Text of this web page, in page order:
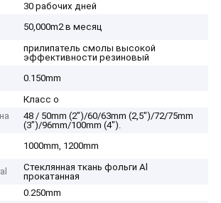
30 рабочих дней
50,000m2 в месяц
прилипатель смолы высокой
эффективности резиновый
0.150mm
Класс o
48 / 50mm (2")/60/63mm (2,5")/72/75mm
(3")/96mm/100mm (4").
1000mm, 1200mm
Стеклянная ткань фольги Al
прокатанная
0.250mm